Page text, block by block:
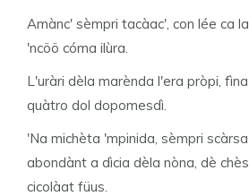
Amànc' sèmpri tacàac', con lée ca
'ncöö cóma ilùra.
L'uràri dèla marènda l'era pròpi,
quàtro dol dopomesdì.
'Na michèta 'mpinida, sèmpri
abondànt a dìcia dèla nòna, dè
cicolàat füus.